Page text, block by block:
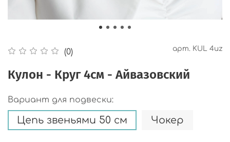
(0) арт. KUL 4uz
Кулон - Круг 4см - Айвазовский
Вариант для подвески:
Цепь звеньями 50 см Чокер